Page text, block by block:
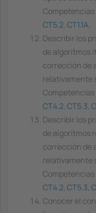
CT5.2, CT1.1A,
Describir los
de algoritmos
corrección de
relativamente
CT4.2, CT5.3,
Describir los
de algoritmos
corrección de
relativamente
CT4.2, CT5.3,
Conocer el